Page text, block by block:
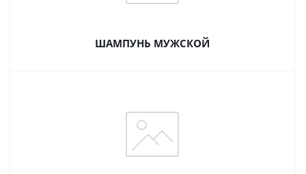
ШАМПУНЬ МУЖСКОЙ